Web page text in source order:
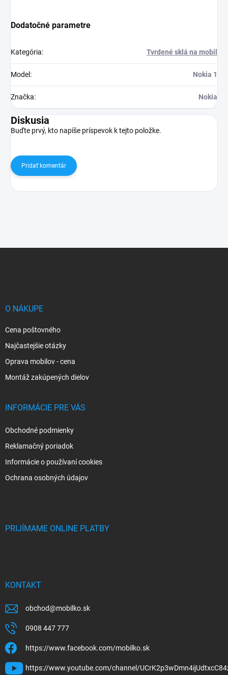
Dodatočné parametre
Kategória: Tvrdené sklá na mobil
Model : Nokia 1
Značka: Nokia
Diskusia
Buďte prvý, kto napíše príspevok k tejto položke.
Pridať komentár
O NÁKUPE
Cena poštovného
Najčastejšie otázky
Oprava mobilov - cena
Montáž zakúpených dielov
INFORMÁCIE PRE VÁS
Obchodné podmienky
Reklamačný poriadok
Informácie o používaní cookies
Ochrana osobných údajov
PRIJÍMAME ONLINE PLATBY
KONTAKT
obchod@mobilko.sk
0908 447 777
https://www.facebook.com/mobilko.sk
https://www.youtube.com/channel/